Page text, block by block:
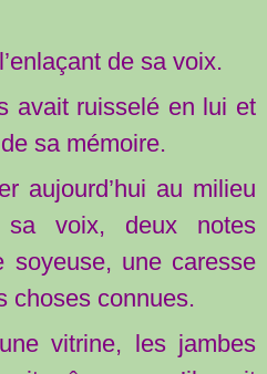
de sa voix.
avait ruisselé en lui et
sa mémoire.
aujourd’hui au milieu
sa voix, deux notes
soyeuse, une caresse
choses connues.
vitrine, les jambes